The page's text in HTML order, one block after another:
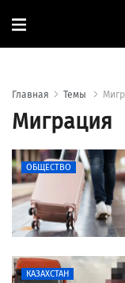
Главная Темы
Миграция
ОБЩЕСТВО
КАЗАХСТАН